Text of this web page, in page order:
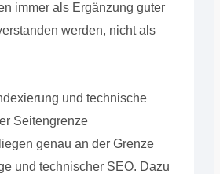
immer als Ergänzung guter
werden, nicht als
und technische
Seitengrenze
genau an der Grenze
und technischer SEO. Dazu